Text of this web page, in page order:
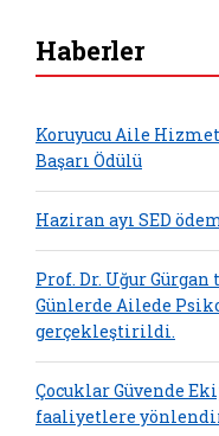
Haberler
Koruyucu Aile
Başarı Ödülü
Haziran ayı SED
Prof. Dr. Uğur
Günlerde Ailede
gerçekleştirildi.
Çocuklar Güvende
faaliyetlere